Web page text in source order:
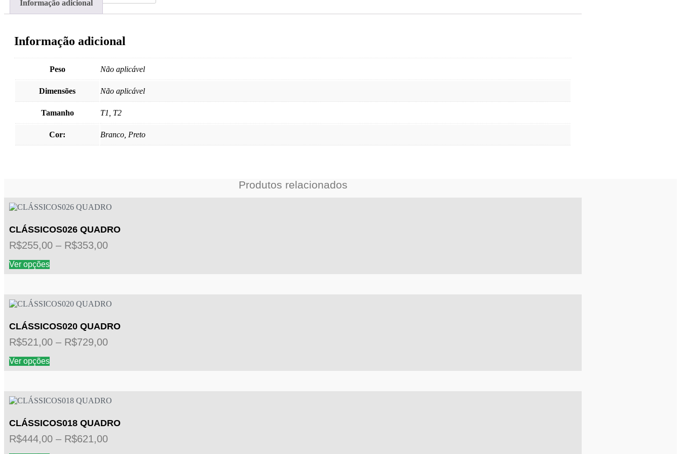
Informação adicional
Informação adicional
Peso Não aplicável
Dimensões Não aplicável
Tamanho T1, T2
Cor: Branco, Preto
Produtos relacionados
CLÁSSICOS026 QUADRO
R$255,00 – R$353,00Faixa
R$353,00
Ver opçõesEste
produto
As
podem
escolhidas
página
CLÁSSICOS020 QUADRO
R$521,00 – R$729,00Faixa
R$729,00
Ver opçõesEste
produto
As
podem
escolhidas
CLÁSSICOS018 QUADRO
R$444,00 – R$621,00Faixa